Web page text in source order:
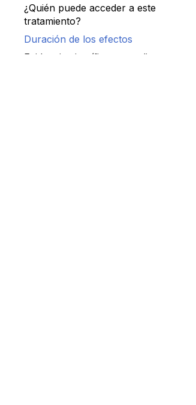
¿Quién puede acceder a este
tratamiento?
Duración de los efectos
Evidencia científica y estudios